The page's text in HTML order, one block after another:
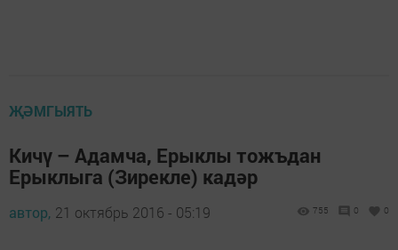
ҖӘМГЫЯТЬ
Кичү – Адамча, Ерыклы тожъдан
Ерыклыга (Зирекле) кадәр
автор, 21 октябрь 2016 - 05:19 755 0 0